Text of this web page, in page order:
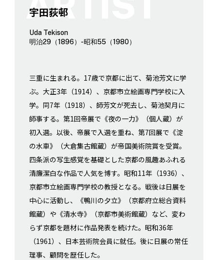
宇田荻邨
Uda Tekison
明治29（1896）-昭和55（1980）
三重に生まれる。17歳で京都に出て、菊池芳文に学
ぶ。大正3年（1914）、京都市立絵画専門学校に入
学。同7年（1918）、師芳文が死去し、菊池契月に
師事する。第1回帝展で《夜の一力》（個人蔵）が
初入選。以後、帝展で入選を重ね、第7回展で《淀
の水車》（大倉集古館蔵）が帝国美術院賞を受賞。
四条派の写生感覚を基礎とした京都の風趣あふれる
清廉潔白な作品で人気を博す。昭和11年（1936）、
京都市立絵画専門学校の教授となる。戦後は日展を
中心に活動し、《鴨川の夕立》（京都府立総合資料
館蔵）や《清水寺》（京都市美術館蔵）など、変わ
らず京都を題材に作品発表を続けた。昭和36年
（1961）、日本芸術院会員に就任。後に日展の常任
理事、顧問を歴任した。